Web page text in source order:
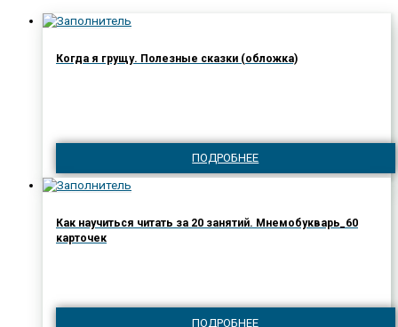
Когда я грущу. Полезные сказки (обложка)
ПОДРОБНЕЕ
Как научиться читать за 20 занятий. Мнемобукварь_60
карточек
ПОДРОБНЕЕ